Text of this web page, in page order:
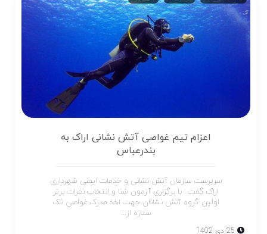
اعزام تیم غواصی آتش نشانی اراک به
بندرعباس
سرپرست سازمان آتش نشانی و خدمات ایمنی شهرداری
اراک گفت : با برگزاری آزمون شنا و انتخاب نفرات برتر
اولین گروه آتش نشانان جهت اخذ مدرک غواصی تک
ستاره از...
25 دی 1402